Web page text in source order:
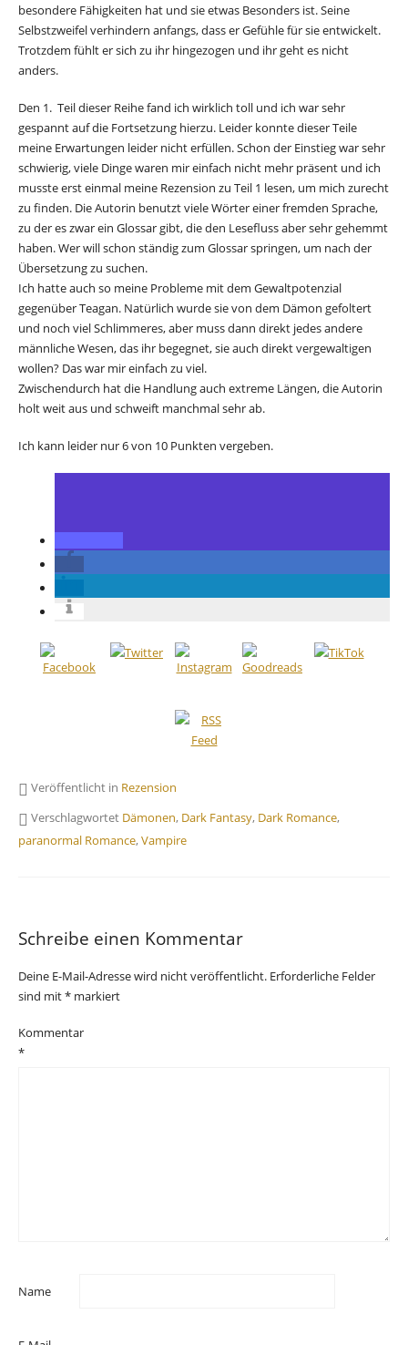
besondere Fähigkeiten hat und sie etwas Besonders ist. Seine
Selbstzweifel verhindern anfangs, dass er Gefühle für sie entwickelt.
Trotzdem fühlt er sich zu ihr hingezogen und ihr geht es nicht
anders.
Den 1. Teil dieser Reihe fand ich wirklich toll und ich war sehr
gespannt auf die Fortsetzung hierzu. Leider konnte dieser Teile
meine Erwartungen leider nicht erfüllen. Schon der Einstieg war sehr
schwierig, viele Dinge waren mir einfach nicht mehr präsent und ich
musste erst einmal meine Rezension zu Teil 1 lesen, um mich zurecht
zu finden. Die Autorin benutzt viele Wörter einer fremden Sprache,
zu der es zwar ein Glossar gibt, die den Lesefluss aber sehr gehemmt
haben. Wer will schon ständig zum Glossar springen, um nach der
Übersetzung zu suchen.
Ich hatte auch so meine Probleme mit dem Gewaltpotenzial
gegenüber Teagan. Natürlich wurde sie von dem Dämon gefoltert
und noch viel Schlimmeres, aber muss dann direkt jedes andere
männliche Wesen, das ihr begegnet, sie auch direkt vergewaltigen
wollen? Das war mir einfach zu viel.
Zwischendurch hat die Handlung auch extreme Längen, die Autorin
holt weit aus und schweift manchmal sehr ab.
Ich kann leider nur 6 von 10 Punkten vergeben.
Veröffentlicht in Rezension
Verschlagwortet Dämonen, Dark Fantasy, Dark Romance,
paranormal Romance,Vampire
Schreibe einen Kommentar
Deine E-Mail-Adresse wird nicht veröffentlicht. Erforderliche Felder
sind mit* markiert
Kommentar
*
Name